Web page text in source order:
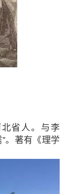
省人。与李
。著有《理学